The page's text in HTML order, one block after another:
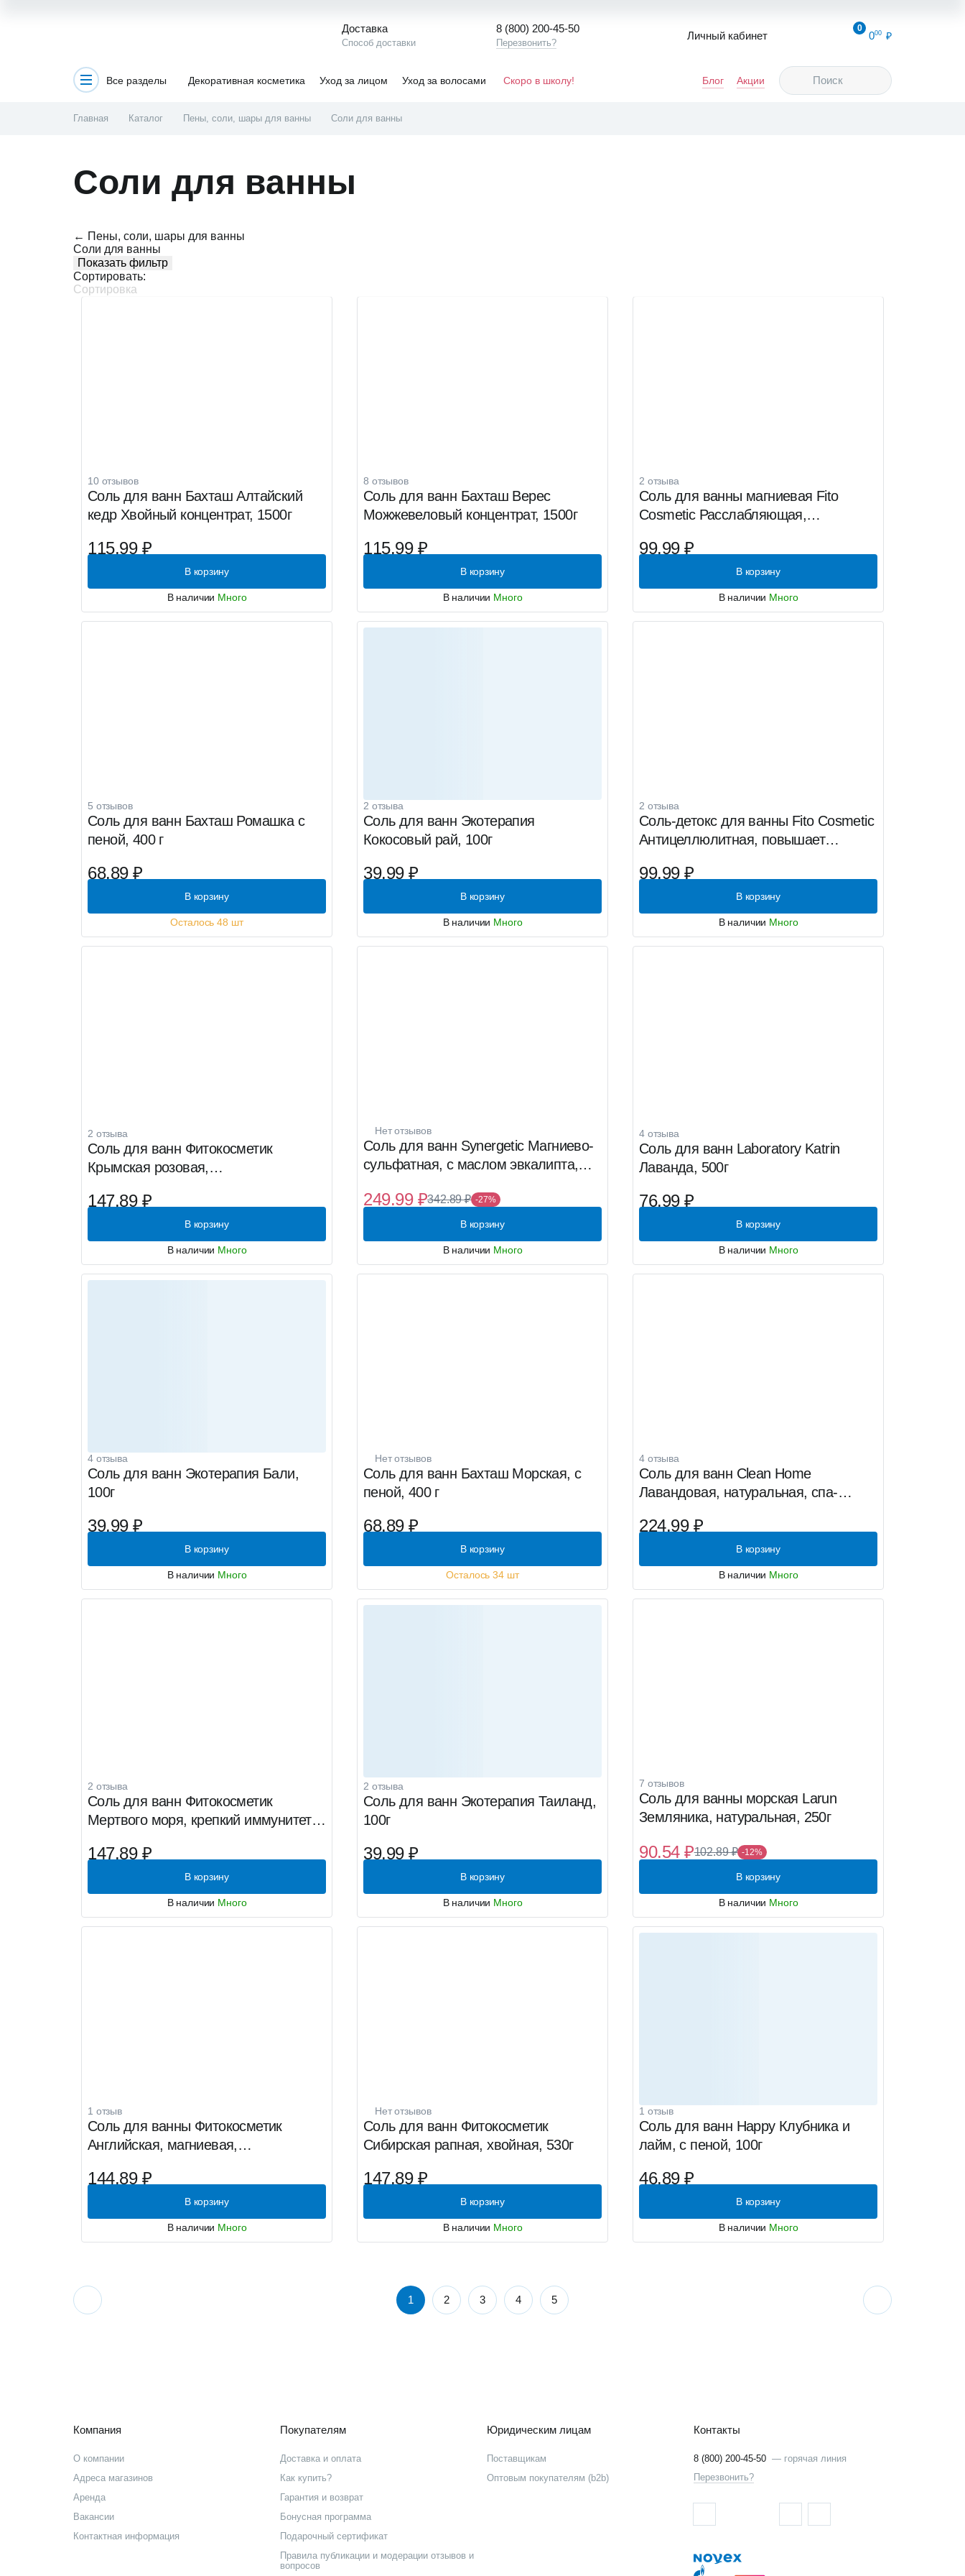
Доставка
Способ доставки
8 (800) 200-45-50
Перезвонить?
Личный кабинет
0
000
Все разделы Декоративная косметика Уход за лицом Уход за волосами Скоро в школу! Блог Акции
Главная Каталог Пены, соли, шары для ванны Соли для ванны
Соли для ванны
← Пены, соли, шары для ванны
Соли для ванны
Показать фильтр
Сортировать:
Сортировка
10 отзывов
Соль для ванн Бахташ Алтайский
кедр Хвойный концентрат, 1500г
115.99 ₽
В корзину
В наличии Много
8 отзывов
Соль для ванн Бахташ Верес
Можжевеловый концентрат, 1500г
115.99 ₽
В корзину
В наличии Много
2 отзыва
Соль для ванны магниевая Fito
Cosmetic Расслабляющая,
99.99 ₽
В корзину
В наличии Много
5 отзывов
Соль для ванн Бахташ Ромашка с
пеной, 400 г
68.89 ₽
В корзину
Осталось 48 шт
2 отзыва
Соль для ванн Экотерапия
Кокосовый рай, 100г
39.99 ₽
В корзину
В наличии Много
2 отзыва
Соль-детокс для ванны Fito Cosmetic
Антицеллюлитная, повышает
99.99 ₽
В корзину
В наличии Много
2 отзыва
Соль для ванн Фитокосметик
Крымская розовая,
147.89 ₽
В корзину
В наличии Много
Нет отзывов
Соль для ванн Synergetic Магниево-
сульфатная, с маслом эвкалипта,
249.99 ₽342.89 ₽ -27%
В корзину
В наличии Много
4 отзыва
Соль для ванн Laboratory Katrin
Лаванда, 500г
76.99 ₽
В корзину
В наличии Много
4 отзыва
Соль для ванн Экотерапия Бали,
100г
39.99 ₽
В корзину
В наличии Много
Нет отзывов
Соль для ванн Бахташ Морская, с
пеной, 400 г
68.89 ₽
В корзину
Осталось 34 шт
4 отзыва
Соль для ванн Clean Home
Лавандовая, натуральная, спа-
224.99 ₽
В корзину
В наличии Много
2 отзыва
Соль для ванн Фитокосметик
Мертвого моря, крепкий иммунитет,
147.89 ₽
В корзину
В наличии Много
2 отзыва
Соль для ванн Экотерапия Таиланд,
100г
39.99 ₽
В корзину
В наличии Много
7 отзывов
Соль для ванны морская Larun
Земляника, натуральная, 250г
90.54 ₽102.89 ₽ -12%
В корзину
В наличии Много
1 отзыв
Соль для ванны Фитокосметик
Английская, магниевая,
144.89 ₽
В корзину
В наличии Много
Нет отзывов
Соль для ванн Фитокосметик
Сибирская рапная, хвойная, 530г
147.89 ₽
В корзину
В наличии Много
1 отзыв
Соль для ванн Happy Клубника и
лайм, с пеной, 100г
46.89 ₽
В корзину
В наличии Много
1 2 3 4 5
Компания
О компании
Адреса магазинов
Аренда
Вакансии
Контактная информация
Покупателям
Доставка и оплата
Как купить?
Гарантия и возврат
Бонусная программа
Подарочный сертификат
Правила публикации и модерации отзывов и
вопросов
Юридическим лицам
Поставщикам
Оптовым покупателям (b2b)
Контакты
8 (800) 200-45-50 — горячая линия
Перезвонить?